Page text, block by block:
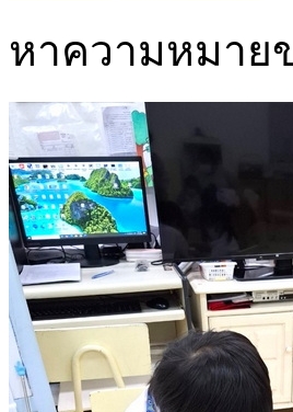
หาความหมาย